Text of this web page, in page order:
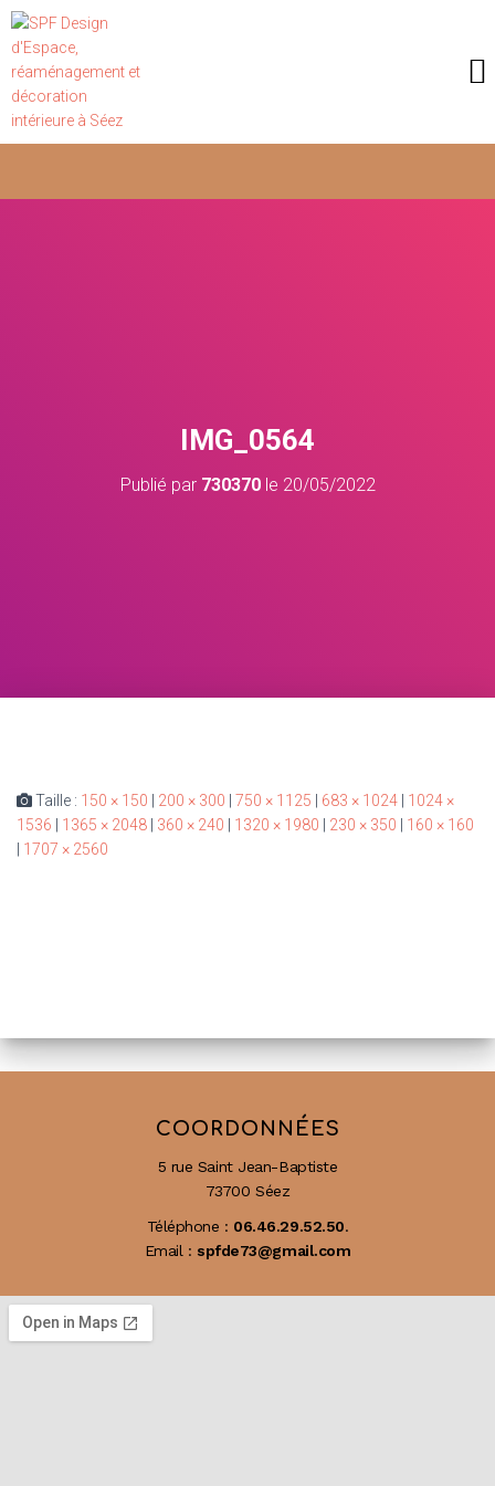
IMG_0564
Publié par 730370le 20/05/2022
Taille : 150 × 150 200 × 300 750 × 1125 683 × 1024
1024 ×
1536
1365 × 2048 360 × 240 1320 × 1980 230 × 350
160 × 160
1707 × 2560
COORDONNÉES
5 rue Saint Jean-Baptiste
73700 Séez
Téléphone : 06.46.29.52.50.
Email : spfde73@gmail.com